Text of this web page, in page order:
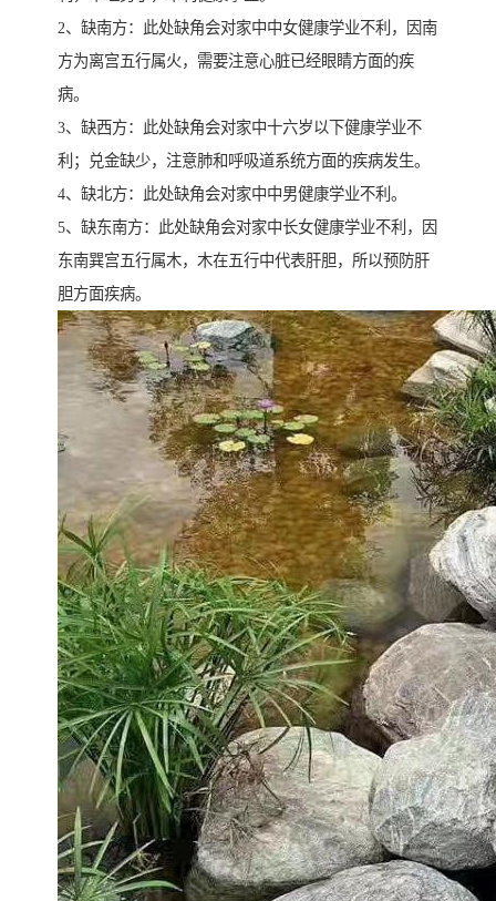
2、缺南方：此处缺角会对家中中女健康学业不利，因南
方为离宫五行属火，需要注意心脏已经眼睛方面的疾
病。
3、缺西方：此处缺角会对家中十六岁以下健康学业不
利；兑金缺少，注意肺和呼吸道系统方面的疾病发生。
4、缺北方：此处缺角会对家中中男健康学业不利。
5、缺东南方：此处缺角会对家中长女健康学业不利，因
东南巽宫五行属木，木在五行中代表肝胆，所以预防肝
胆方面疾病。